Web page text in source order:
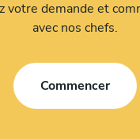
votre demande et
avec nos chefs.
Commencer